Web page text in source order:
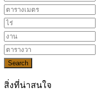
Search
สิ่งที่น่าสนใจ